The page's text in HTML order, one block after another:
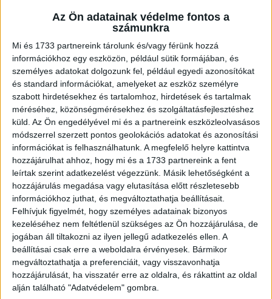
Az Ön adatainak védelme fontos a
számunkra
Mi és 1733 partnereink tárolunk és/vagy férünk hozzá
információkhoz egy eszközön, például sütik formájában, és
személyes adatokat dolgozunk fel, például egyedi azonosítókat
és standard információkat, amelyeket az eszköz személyre
szabott hirdetésekhez és tartalomhoz, hirdetések és tartalmak
méréséhez, közönségmérésekhez és szolgáltatásfejlesztéshez
küld. Az Ön engedélyével mi és a partnereink eszközleolvasásos
módszerrel szerzett pontos geolokációs adatokat és azonosítási
információkat is felhasználhatunk. A megfelelő helyre kattintva
hozzájárulhat ahhoz, hogy mi és a 1733 partnereink a fent
leírtak szerint adatkezelést végezzünk. Másik lehetőségként a
hozzájárulás megadása vagy elutasítása előtt részletesebb
információkhoz juthat, és megváltoztathatja beállításait.
Felhívjuk figyelmét, hogy személyes adatainak bizonyos
kezeléséhez nem feltétlenül szükséges az Ön hozzájárulása, de
jogában áll tiltakozni az ilyen jellegű adatkezelés ellen. A
beállításai csak erre a weboldalra érvényesek. Bármikor
megváltoztathatja a preferenciáit, vagy visszavonhatja
hozzájárulását, ha visszatér erre az oldalra, és rákattint az oldal
alján található "Adatvédelem" gombra.